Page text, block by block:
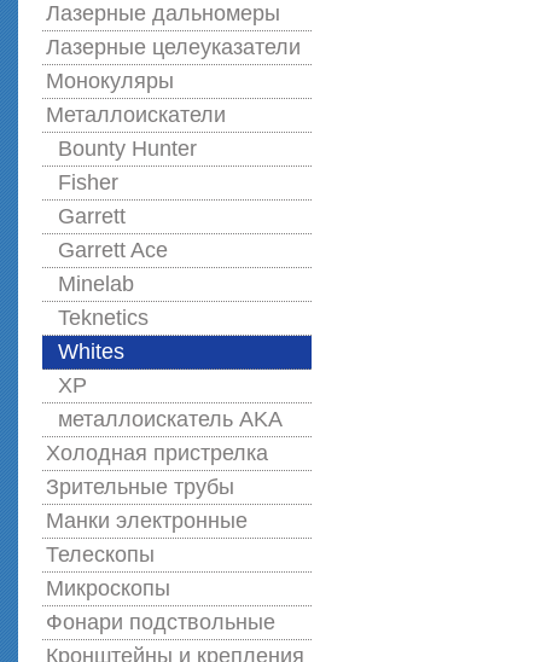
Лазерные дальномеры
Лазерные целеуказатели
Монокуляры
Металлоискатели
Bounty Hunter
Fisher
Garrett
Garrett Ace
Minelab
Teknetics
Whites
XP
металлоискатель AKA
Холодная пристрелка
Зрительные трубы
Манки электронные
Телескопы
Микроскопы
Фонари подствольные
Кронштейны и крепления